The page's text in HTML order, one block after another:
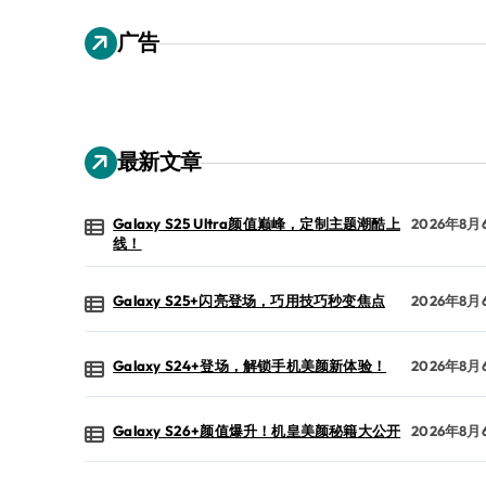
广告
最新文章
Galaxy S25 Ultra颜值巅峰，定制主题潮酷上
线！
2026年8月
Galaxy S25+闪亮登场，巧用技巧秒变焦点 2026年8月
Galaxy S24+登场，解锁手机美颜新体验！ 2026年8月
Galaxy S26+颜值爆升！机皇美颜秘籍大公开 2026年8月